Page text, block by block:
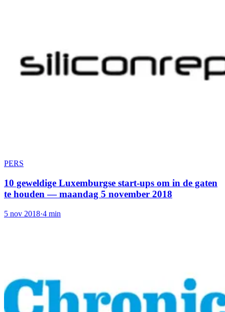
PERS
10 geweldige Luxemburgse start-ups om in de gaten
te houden — maandag 5 november 2018
5 nov 2018·4 min